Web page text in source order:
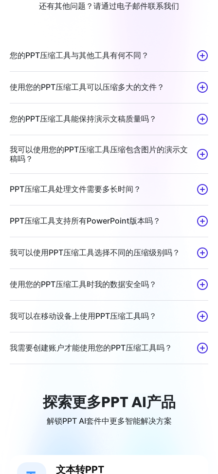
还有其他问题？请通过电子邮件联系我们
您的PPT压缩工具与其他工具有何不同？
使用您的PPT压缩工具可以压缩多大的文件？
您的PPT压缩工具能保持演示文稿质量吗？
我可以使用您的PPT压缩工具压缩包含图片的演示文
稿吗？
PPT压缩工具处理文件需要多长时间？
PPT压缩工具支持所有PowerPoint版本吗？
我可以使用PPT压缩工具选择不同的压缩级别吗？
使用您的PPT压缩工具时我的数据安全吗？
我可以在移动设备上使用PPT压缩工具吗？
我需要创建账户才能使用您的PPT压缩工具吗？
探索更多PPT AI产品
解锁PPT AI套件中更多智能解决方案
文本转PPT